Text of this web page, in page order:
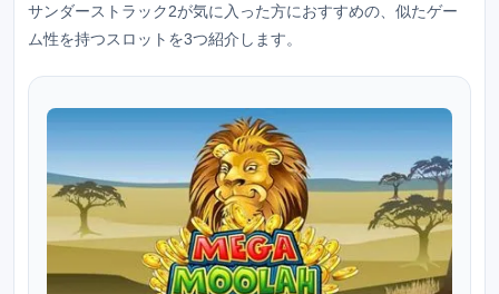
サンダーストラック2が気に入った方におすすめの、似たゲー
ム性を持つスロットを3つ紹介します。